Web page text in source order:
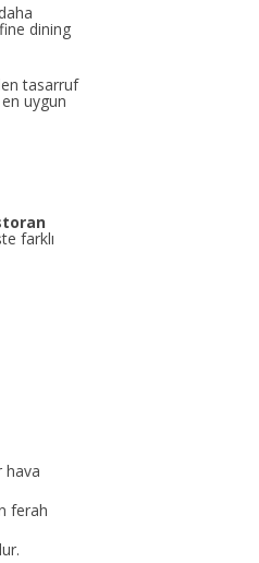
dining
tasarruf
uygun
farklı
hava
ferah